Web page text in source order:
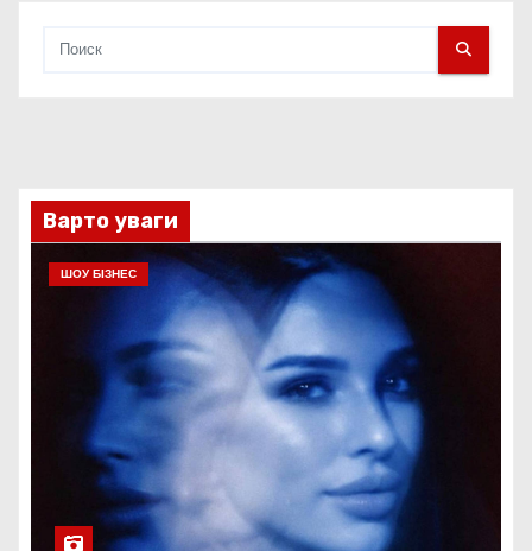
Варто уваги
ШОУ БІЗНЕС